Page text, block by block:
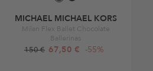
MICHAEL MICHAEL KORS
Milan Flex Ballet Chocolate
Ballerinas
150 € 67,50 € -55%